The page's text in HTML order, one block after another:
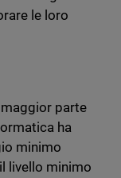
le loro
parte
ha
minimo
livello minimo